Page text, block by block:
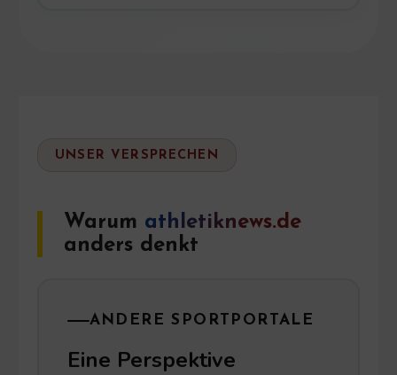
UNSER VERSPRECHEN
Warum athletiknews.de
anders denkt
ANDERE SPORTPORTALE
Eine Perspektive